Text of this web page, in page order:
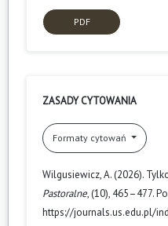
PDF
ZASADY CYTOWANIA
Formaty cytowań
Wilgusiewicz, A. (2026).
Pastoralne, (10), 465–477.
https://journals.us.edu.pl/